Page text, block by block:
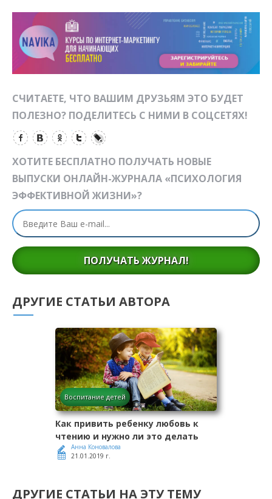
СЧИТАЕТЕ, ЧТО ВАШИМ ДРУЗЬЯМ ЭТО БУДЕТ
ПОЛЕЗНО? ПОДЕЛИТЕСЬ С НИМИ В СОЦСЕТЯХ!
ХОТИТЕ БЕСПЛАТНО ПОЛУЧАТЬ НОВЫЕ
ВЫПУСКИ ОНЛАЙН-ЖУРНАЛА «ПСИХОЛОГИЯ
ЭФФЕКТИВНОЙ ЖИЗНИ»?
ПОЛУЧАТЬ ЖУРНАЛ!
ДРУГИЕ СТАТЬИ АВТОРА
Воспитание детей
Как привить ребенку любовь к
чтению и нужно ли это делать
Анна Коновалова
21.01.2019 г.
ДРУГИЕ СТАТЬИ НА ЭТУ ТЕМУ